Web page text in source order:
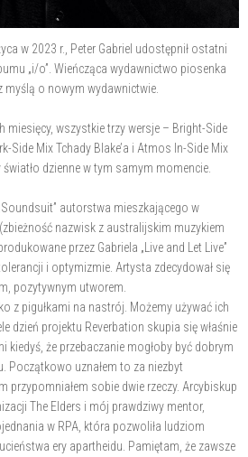
w 2023 r., Peter Gabriel udostępnił ostatni
„i/o”. Wieńcząca wydawnictwo piosenka
o nowym wydawnictwie.
miesięcy, wszystkie trzy wersje – Bright-Side
Side Mix Tchady Blake’a i Atmos In-Side Mix
dzienne w tym samym momencie.
autorstwa mieszkającego w
nazwisk z australijskim muzykiem
przez Gabriela „Live and Let Live”
i optymizmie. Artysta zdecydował się
pozytywnym utworem.
z pigułkami na nastrój. Możemy używać ich
dzień projektu Reverbation skupia się właśnie
kiedyś, że przebaczanie mogłoby być dobrym
Początkowo uznałem to za niezbyt
przypomniałem sobie dwie rzeczy. Arcybiskup
The Elders i mój prawdziwy mentor,
w RPA, która pozwoliła ludziom
ery apartheidu. Pamiętam, że zawsze